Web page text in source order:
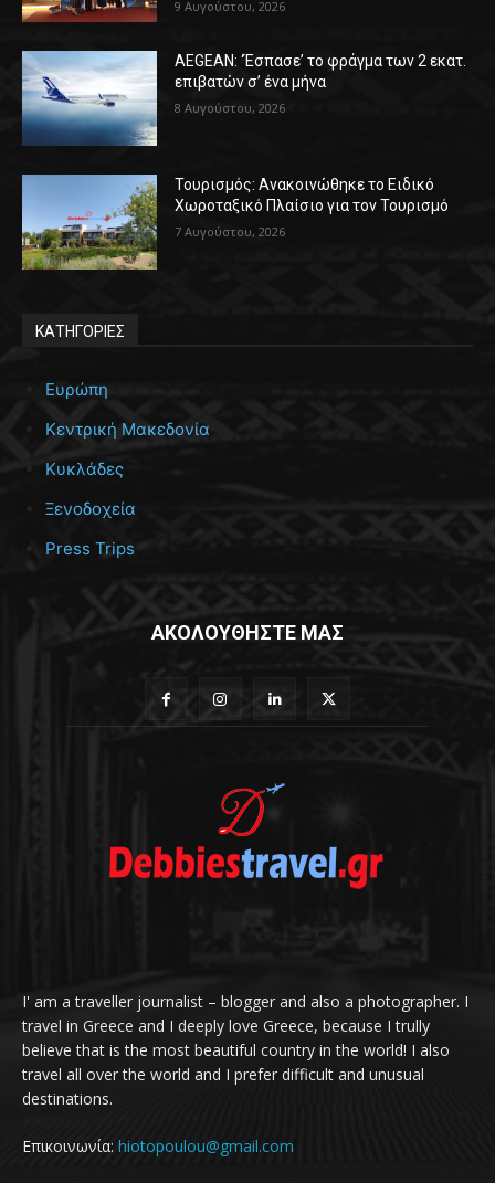
9 Αυγούστου, 2026
AEGEAN: ‘Έσπασε’ το φράγμα των 2 εκατ.
επιβατών σ’ ένα μήνα
8 Αυγούστου, 2026
Τουρισμός: Ανακοινώθηκε το Ειδικό
Χωροταξικό Πλαίσιο για τον Τουρισμό
7 Αυγούστου, 2026
ΚΑΤΗΓΟΡΙΕΣ
Ευρώπη
Κεντρική Μακεδονία
Κυκλάδες
Ξενοδοχεία
Press Trips
ΑΚΟΛΟΥΘΗΣΤΕ ΜΑΣ
I' am a traveller journalist – blogger and also a photographer. I
travel in Greece and I deeply love Greece, because I trully
believe that is the most beautiful country in the world! I also
travel all over the world and I prefer difficult and unusual
destinations.
Επικοινωνία: hiotopoulou@gmail.com